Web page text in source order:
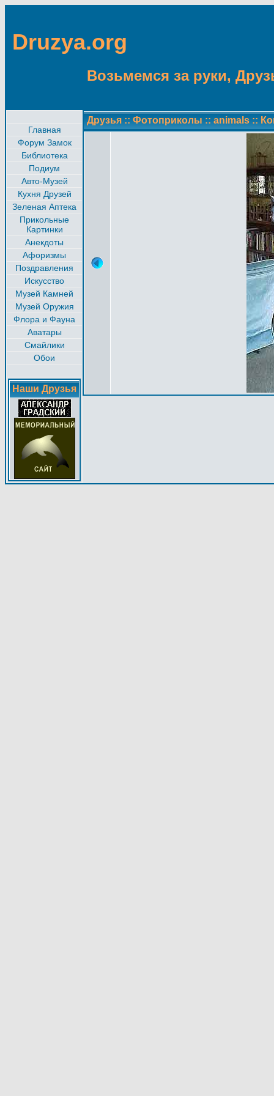
Druzya.org
Возьмемся за руки,
Главная
Форум Замок
Библиотека
Подиум
Авто-Музей
Кухня Друзей
Зеленая Аптека
Прикольные
Картинки
Анекдоты
Афоризмы
Поздравления
Искусство
Музей Камней
Музей Оружия
Флора и Фауна
Аватары
Смайлики
Обои
Наши Друзья
Друзья :: Фотоприколы :: animals ::